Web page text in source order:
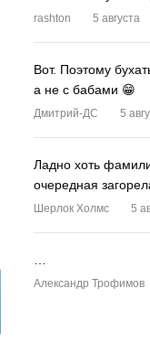
rashton 5 августа
Вот. Поэтому
а не с бабами 😁
Дмитрий-ДС 5
Ладно хоть
очередная
Шерлок Холмс 5
Александр Трофимов